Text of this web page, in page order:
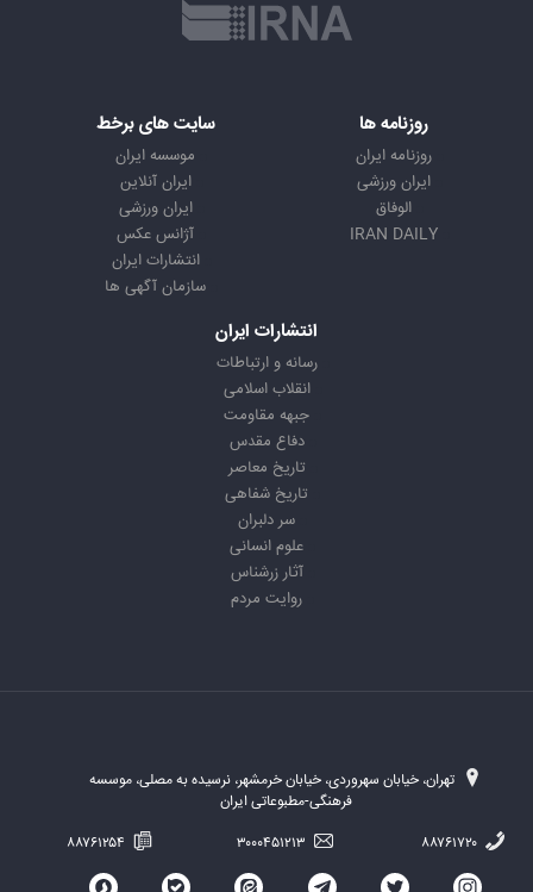
روزنامه ها
روزنامه ایران
ایران ورزشی
الوفاق
IRAN DAILY
سایت های برخط
موسسه ایران
ایران آنلاین
ایران ورزشی
آژانس عکس
انتشارات ایران
سازمان آگهی ها
انتشارات ایران
رسانه و ارتباطات
انقلاب اسلامی
جبهه مقاومت
دفاع مقدس
تاریخ معاصر
تاریخ شفاهی
سر دلبران
علوم انسانی
آثار زرشناس
روایت مردم
تهران، خیابان سهروردی، خیابان خرمشهر، نرسیده به مصلی، موسسه
فرهنگی-مطبوعاتی ایران